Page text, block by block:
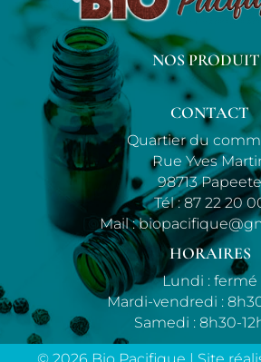
NOS
CONTACT
Quartier du
Rue Yves
98713 Papeete
Tél :87 22 20
Mail :
HORAIRES
Lundi : fermé
Mardi-vendredi :
Samedi : 8h30-